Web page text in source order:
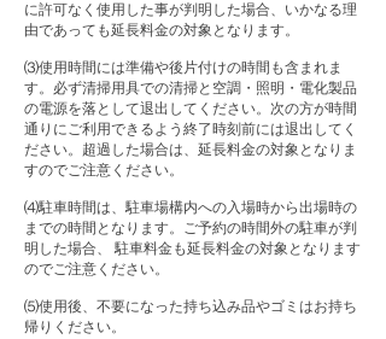
に許可なく使用した事が判明した場合、いかなる理
由であっても延長料金の対象となります。
⑶使用時間には準備や後片付けの時間も含まれま
す。必ず清掃用具での清掃と空調・照明・電化製品
の電源を落として退出してください。次の方が時間
通りにご利用できるよう終了時刻前には退出してく
ださい。超過した場合は、延長料金の対象となりま
すのでご注意ください。
⑷駐車時間は、駐車場構内への入場時から出場時の
までの時間となります。ご予約の時間外の駐車が判
明した場合、 駐車料金も延長料金の対象となります
のでご注意ください。
⑸使用後、不要になった持ち込み品やゴミはお持ち
帰りください。